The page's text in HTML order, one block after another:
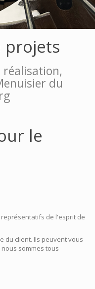
projets
réalisation,
du
le
de l'esprit de
du client. Ils peuvent vous
sommes tous